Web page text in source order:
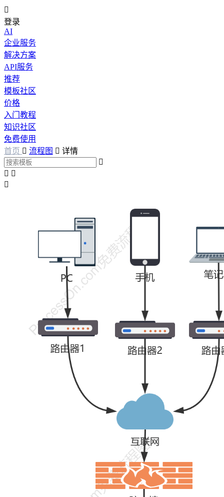

登录
AI
企业服务
解决方案
API服务
推荐
模板社区
价格
入门教程
知识社区
免费使用
首页  流程图  详情

 
